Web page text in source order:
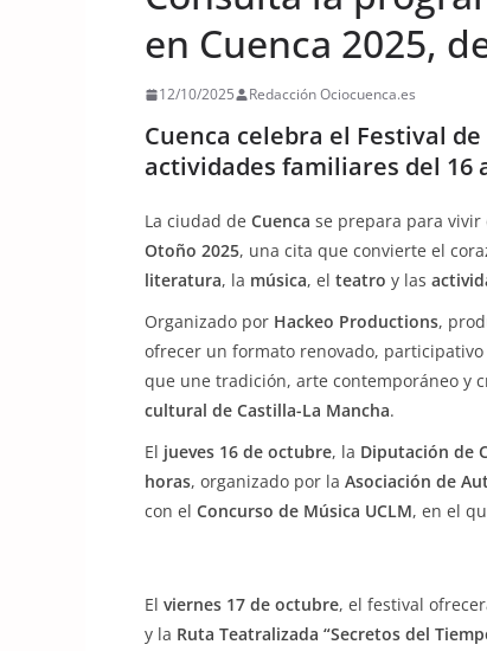
en Cuenca 2025,
12/10/2025 Redacción Ociocuenca.es
Cuenca celebra el Festival
actividades familiares del 16
La ciudad de Cuenca se prepara para vivir
Otoño 2025, una cita que convierte el
literatura, la música, el teatro y las
Organizado por Hackeo Productions,
ofrecer un formato renovado,
que une tradición, arte contemporáneo y
cultural de Castilla-La Mancha.
El jueves 16 de octubre, la Diputación de
horas, organizado por la Asociación de
con el Concurso de Música UCLM, en el
El viernes 17 de octubre, el festival
y la Ruta Teatralizada “Secretos del